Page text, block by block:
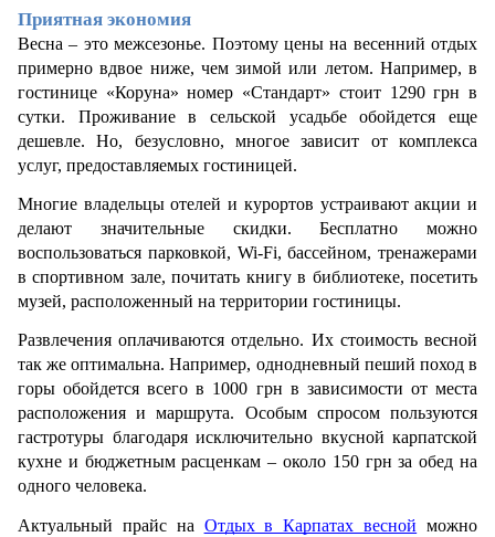
Приятная экономия
Весна – это межсезонье. Поэтому цены на весенний отдых
примерно вдвое ниже, чем зимой или летом. Например, в
гостинице «Коруна» номер «Стандарт» стоит 1290 грн в
сутки. Проживание в сельской усадьбе обойдется еще
дешевле. Но, безусловно, многое зависит от комплекса
услуг, предоставляемых гостиницей.
Многие владельцы отелей и курортов устраивают акции и
делают значительные скидки. Бесплатно можно
воспользоваться парковкой, Wi-Fi, бассейном, тренажерами
в спортивном зале, почитать книгу в библиотеке, посетить
музей, расположенный на территории гостиницы.
Развлечения оплачиваются отдельно. Их стоимость весной
так же оптимальна. Например, однодневный пеший поход в
горы обойдется всего в 1000 грн в зависимости от места
расположения и маршрута. Особым спросом пользуются
гастротуры благодаря исключительно вкусной карпатской
кухне и бюджетным расценкам – около 150 грн за обед на
одного человека.
Актуальный прайс на Отдых в Карпатах весной можно